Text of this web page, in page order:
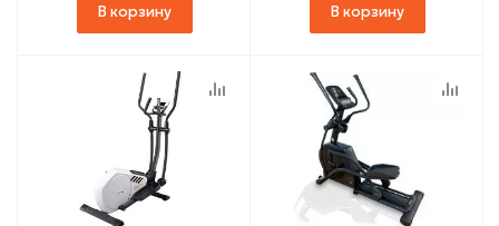
В корзину В корзину